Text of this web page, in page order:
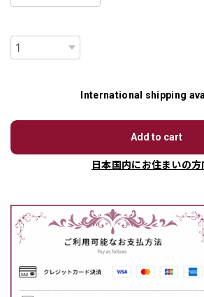
International shipping
Add to cart
日本国内にお住まいの方